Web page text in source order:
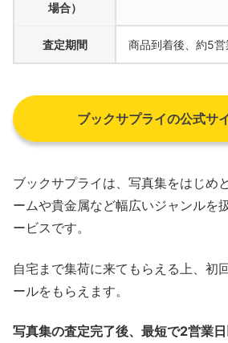
場合）
査定期間 商品到着後、約5営
ブックサプライの公式サ
ブックサプライは、写真集をはじめ
ームや貴金属など幅広いジャンルを
ービスです。
自宅まで集荷に来てもらえる上、初
ールをもらえます。
写真集の査定完了後、最短で2営業